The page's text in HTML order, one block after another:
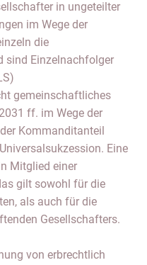
in ungeteilter
im Wege der
die
sind Einzelnachfolger
gemeinschaftliches
ff. im Wege der
Kommanditanteil
Eine
Mitglied einer
gilt sowohl für die
als auch für die
Gesellschafters.
von erbrechtlich